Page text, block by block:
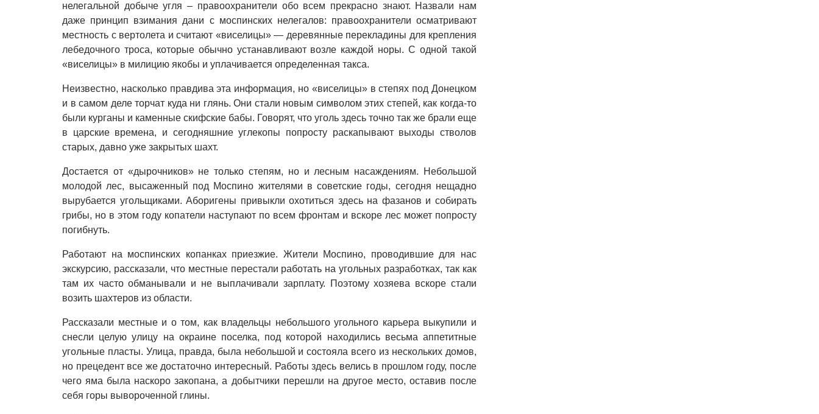
нелегальной добыче угля – правоохранители обо всем прекрасно знают. Назвали нам
даже принцип взимания дани с моспинских нелегалов: правоохранители осматривают
местность с вертолета и считают «виселицы» — деревянные перекладины для крепления
лебедочного троса, которые обычно устанавливают возле каждой норы. С одной такой
«виселицы» в милицию якобы и уплачивается определенная такса.
Неизвестно, насколько правдива эта информация, но «виселицы» в степях под Донецком
и в самом деле торчат куда ни глянь. Они стали новым символом этих степей, как когда-то
были курганы и каменные скифские бабы. Говорят, что уголь здесь точно так же брали еще
в царские времена, и сегодняшние углекопы попросту раскапывают выходы стволов
старых, давно уже закрытых шахт.
Достается от «дырочников» не только степям, но и лесным насаждениям. Небольшой
молодой лес, высаженный под Моспино жителями в советские годы, сегодня нещадно
вырубается угольщиками. Аборигены привыкли охотиться здесь на фазанов и собирать
грибы, но в этом году копатели наступают по всем фронтам и вскоре лес может попросту
погибнуть.
Работают на моспинских копанках приезжие. Жители Моспино, проводившие для нас
экскурсию, рассказали, что местные перестали работать на угольных разработках, так как
там их часто обманывали и не выплачивали зарплату. Поэтому хозяева вскоре стали
возить шахтеров из области.
Рассказали местные и о том, как владельцы небольшого угольного карьера выкупили и
снесли целую улицу на окраине поселка, под которой находились весьма аппетитные
угольные пласты. Улица, правда, была небольшой и состояла всего из нескольких домов,
но прецедент все же достаточно интересный. Работы здесь велись в прошлом году, после
чего яма была наскоро закопана, а добытчики перешли на другое место, оставив после
себя горы вывороченной глины.